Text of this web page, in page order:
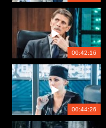
00:42:16
00:44:26